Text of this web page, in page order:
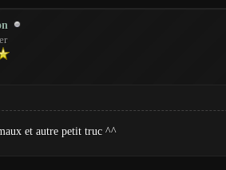
et autre petit truc ^^